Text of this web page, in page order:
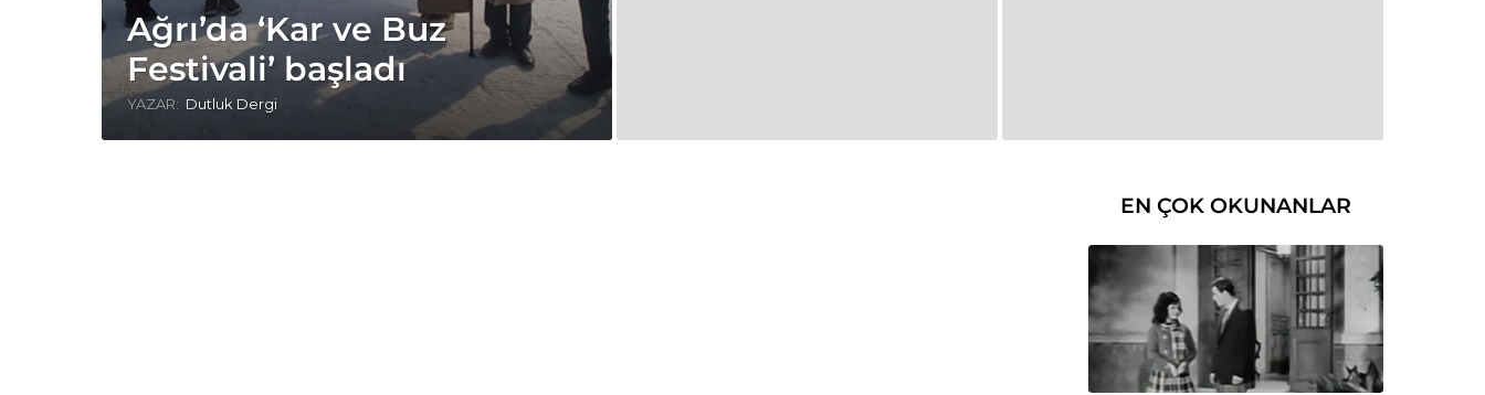
Ağrı’da ‘Kar ve Buz
Festivali’ başladı
YAZAR: Dutluk Dergi
EN ÇOK OKUNANLAR